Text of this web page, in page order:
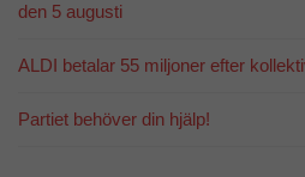
den 5 augusti
ALDI betalar 55 miljoner efter
Partiet behöver din hjälp!